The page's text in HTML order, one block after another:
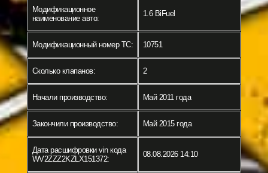
Модификационное
наименование авто:
1.6 BiFuel
Модификационный номер ТС: 10751
Сколько клапанов: 2
Начали производство: Май 2011 года
Закончили производство: Май 2015 года
Дата расшифровки vin кода
WV2ZZZ2KZLX151372:
08.08.2026 14:10